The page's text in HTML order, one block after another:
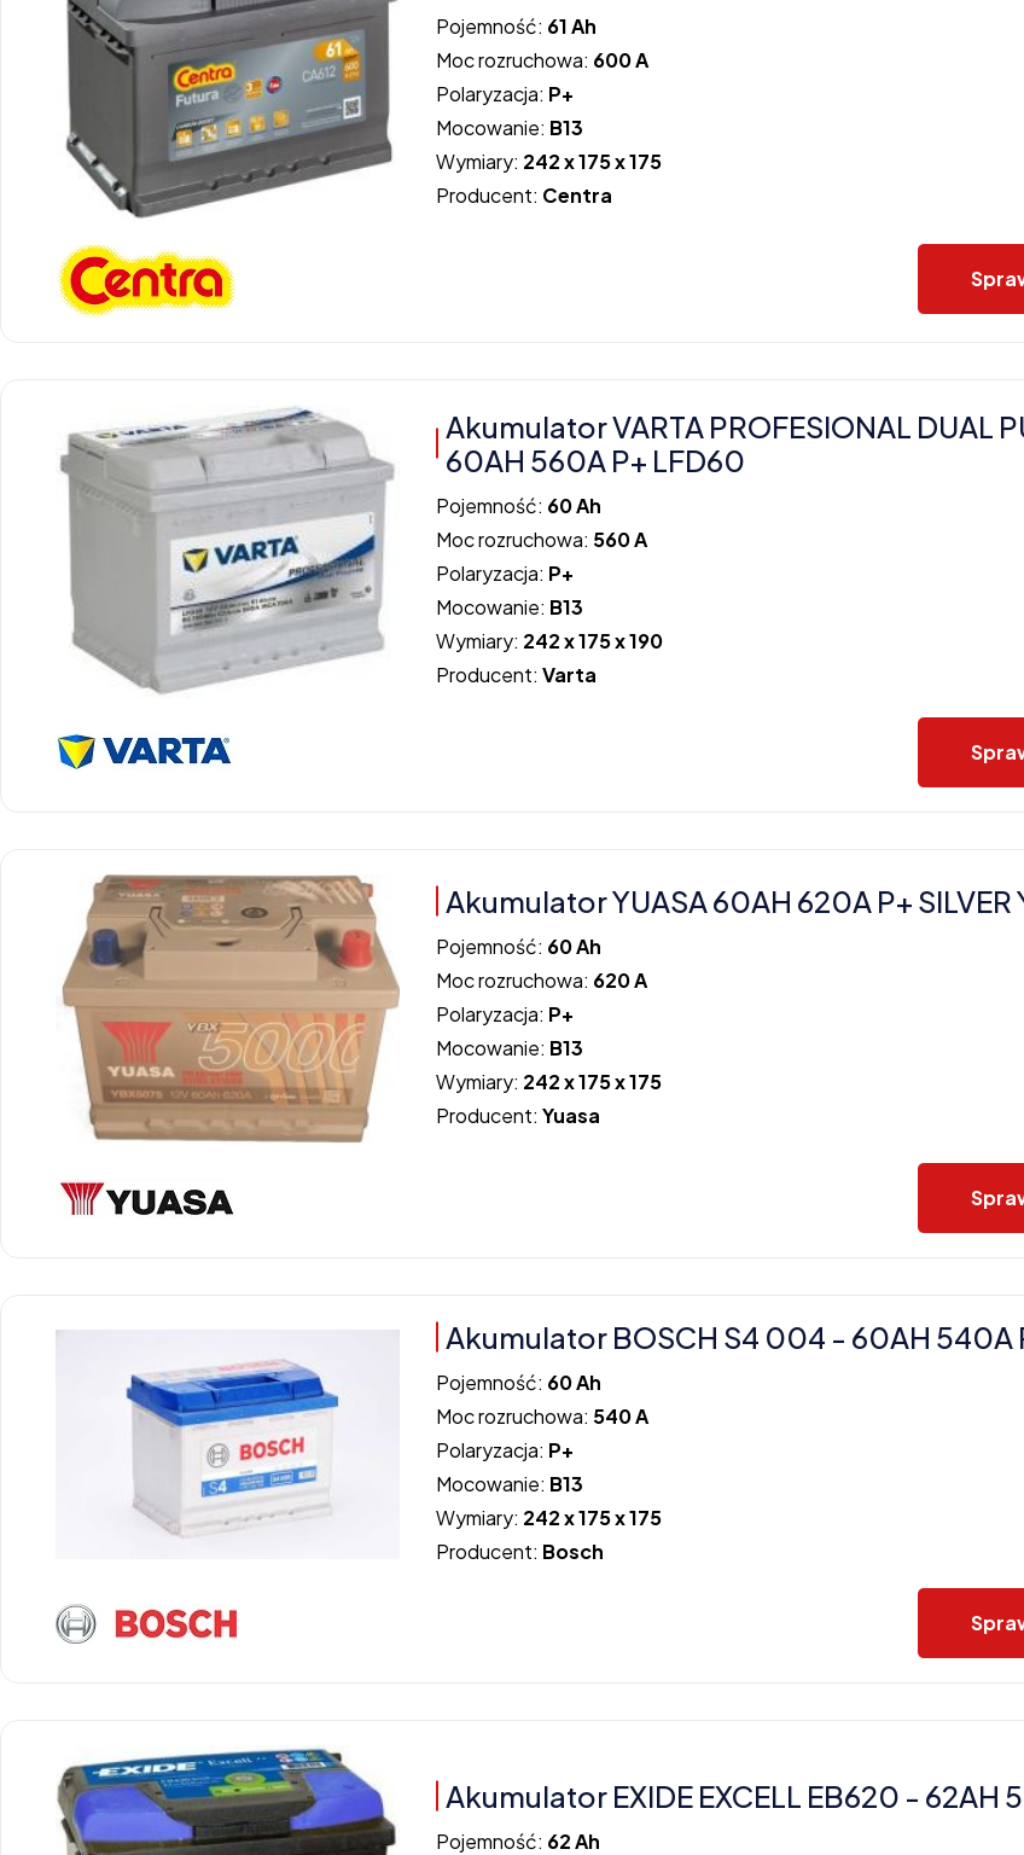
Pojemność: 61 Ah
Moc rozruchowa: 600 A
Polaryzacja: P+
Mocowanie: B13
Wymiary: 242 x 175 x 175
Producent: Centra
Akumulator VARTA PROFESIONAL DUAL
60AH 560A P+ LFD60
Pojemność: 60 Ah
Moc rozruchowa: 560 A
Polaryzacja: P+
Mocowanie: B13
Wymiary: 242 x 175 x 190
Producent:Varta
Akumulator YUASA 60AH 620A P+ SILVER
Pojemność: 60 Ah
Moc rozruchowa: 620 A
Polaryzacja: P+
Mocowanie: B13
Wymiary: 242 x 175 x 175
Producent:Yuasa
Akumulator BOSCH S4 004 - 60AH 540A
Pojemność: 60 Ah
Moc rozruchowa: 540 A
Polaryzacja: P+
Mocowanie: B13
Wymiary: 242 x 175 x 175
Producent: Bosch
Akumulator EXIDE EXCELL EB620 - 62AH
Pojemność: 62 Ah